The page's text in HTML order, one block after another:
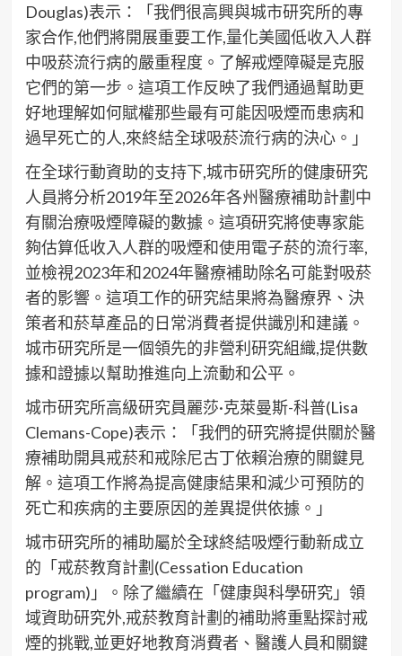
Douglas)表示：「我們很高興與城市研究所的專
家合作,他們將開展重要工作,量化美國低收入人群
中吸菸流行病的嚴重程度。了解戒煙障礙是克服
它們的第一步。這項工作反映了我們通過幫助更
好地理解如何賦權那些最有可能因吸煙而患病和
過早死亡的人,來終結全球吸菸流行病的決心。」
在全球行動資助的支持下,城市研究所的健康研究
人員將分析2019年至2026年各州醫療補助計劃中
有關治療吸煙障礙的數據。這項研究將使專家能
夠估算低收入人群的吸煙和使用電子菸的流行率,
並檢視2023年和2024年醫療補助除名可能對吸菸
者的影響。這項工作的研究結果將為醫療界、決
策者和菸草產品的日常消費者提供識別和建議。
城市研究所是一個領先的非營利研究組織,提供數
據和證據以幫助推進向上流動和公平。
城市研究所高級研究員麗莎·克萊曼斯-科普(Lisa
Clemans-Cope)表示：「我們的研究將提供關於醫
療補助開具戒菸和戒除尼古丁依賴治療的關鍵見
解。這項工作將為提高健康結果和減少可預防的
死亡和疾病的主要原因的差異提供依據。」
城市研究所的補助屬於全球終結吸煙行動新成立
的「戒菸教育計劃(Cessation Education
program)」。除了繼續在「健康與科學研究」領
域資助研究外,戒菸教育計劃的補助將重點探討戒
煙的挑戰,並更好地教育消費者、醫護人員和關鍵